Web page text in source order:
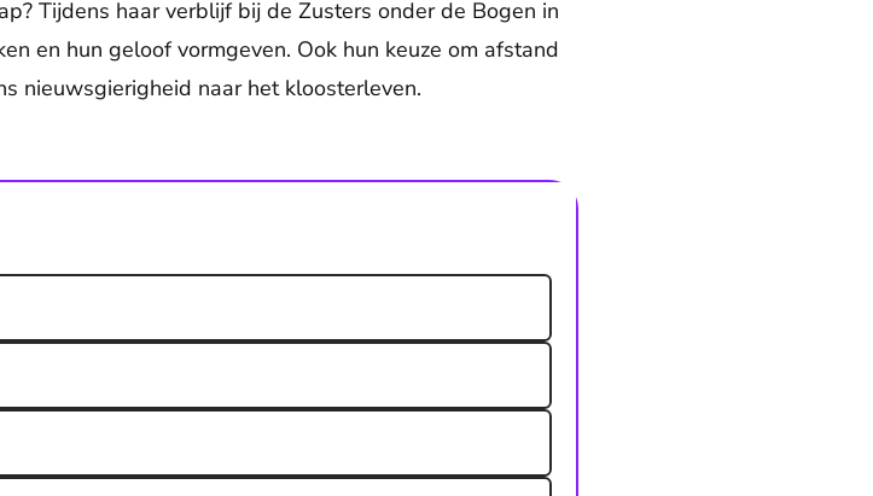
Tijdens haar verblijf bij de Zusters onder de Bogen in
en hun geloof vormgeven. Ook hun keuze om afstand
nieuwsgierigheid naar het kloosterleven.